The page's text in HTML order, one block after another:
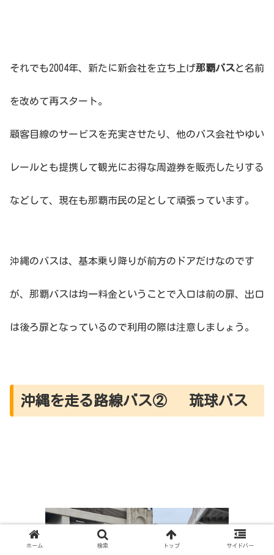
それでも2004年、新たに新会社を立ち上げ那覇バスと名前
を改めて再スタート。
顧客目線のサービスを充実させたり、他のバス会社やゆい
レールとも提携して観光にお得な周遊券を販売したりする
などして、現在も那覇市民の足として頑張っています。
沖縄のバスは、基本乗り降りが前方のドアだけなのです
が、那覇バスは均一料金ということで入口は前の扉、出口
は後ろ扉となっているので利用の際は注意しましょう。
沖縄を走る路線バス② 琉球バス
ホーム 検索 トップ サイドバー